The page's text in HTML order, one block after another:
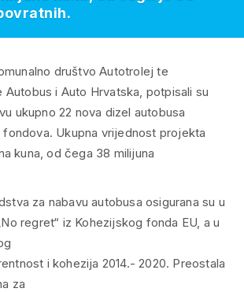
za nabavu autobusa osigurana su u
regret“ iz Kohezijskog fonda EU, a u
i kohezija 2014.- 2020. Preostala
za